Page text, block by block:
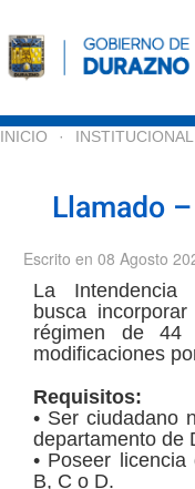
Skip to main
INICIO INSTITUCIONAL
Llamado
Escrito en 08 Agosto
La Intendencia
busca incorporar
régimen de 44
modificaciones
Requisitos:
• Ser ciudadano
departamento de
• Poseer
B, C o D.